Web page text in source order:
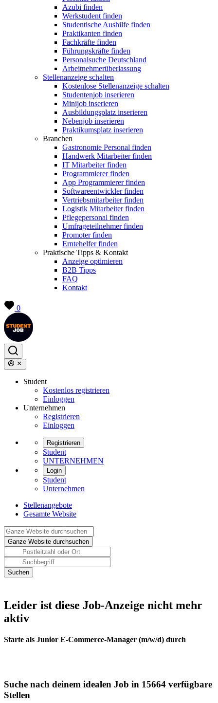
Azubi finden
Werkstudent finden
Studentische Aushilfe finden
Praktikanten finden
Fachkräfte finden
Führungskräfte finden
Personalsuche Deutschland
Arbeitnehmerüberlassung
Stellenanzeige schalten
Kostenlose Stellenanzeige schalten
Studentenjob inserieren
Minijob inserieren
Ausbildungsplatz inserieren
Nebenjob inserieren
Praktikumsplatz inserieren
Branchen
Gastronomie Personal finden
Handwerk Mitarbeiter finden
IT Mitarbeiter finden
Programmierer finden
App Programmierer finden
Softwareentwickler finden
Vertriebsmitarbeiter finden
Logistik Mitarbeiter finden
Pflegepersonal finden
Umfrageteilnehmer finden
Promoter finden
Erntehelfer finden
Praktische Tipps & Kontakt
Anzeige optimieren
B2B Tipps
FAQ
Kontakt
0
Student
Kostenlos registrieren
Einloggen
Unternehmen
Registrieren
Einloggen
Registrieren
Student
UNTERNEHMEN
Login
Student
Unternehmen
Stellenangebote
Gesamte Website
Leider ist diese Job-Anzeige nicht mehr
aktiv
Starte als Junior E-Commerce-Manager (m/w/d) durch
Suche nach deinem idealen Job in 15664 verfügbare
Stellen